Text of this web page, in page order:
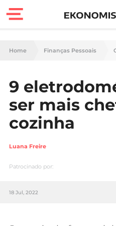
Finanças
Carreira
Casa
Lifestyle
Sociedade
Tecnologia
Home Finanças Pessoais
9
ser mais
cozinha
Luana Freire
Patrocinado por:
18 Jul, 2022